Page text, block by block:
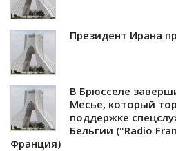
Президент Ирана
В Брюсселе
Месье, который
поддержке
Бельгии ("Radio
Франция)